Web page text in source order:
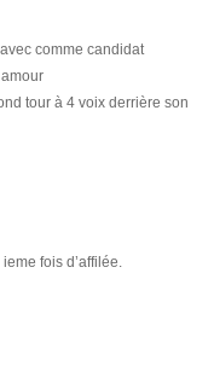
comme candidat
tour à 4 voix derrière son
fois d’affilée.